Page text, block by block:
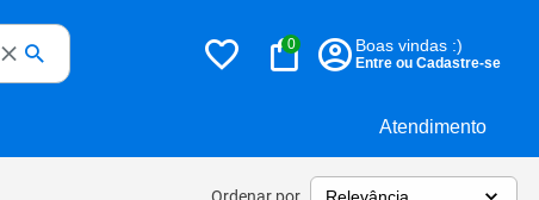
Atendimento
0 Boas vindas :)
Entre ou Cadastre-se